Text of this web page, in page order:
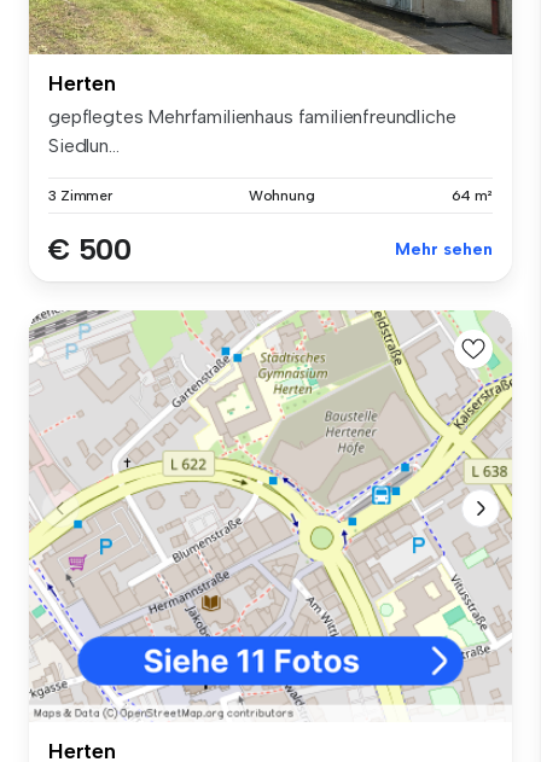
Herten
gepflegtes Mehrfamilienhaus familienfreundliche
Siedlun...
3 Zimmer Wohnung 64 m²
€ 500 Mehr sehen
Herten